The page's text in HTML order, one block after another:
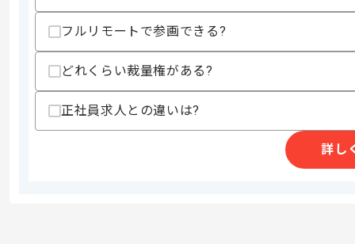
その他募集要項
募集人数
作業開始日
2026/09/01
エージェントからのコ
モバイルデバイスの買取、修理、販売
今回はリユースEC業界向けイントラシ
フルリモートで参画できる?
どれくらい裁量権がある?
正社員求人との違いは?
詳し